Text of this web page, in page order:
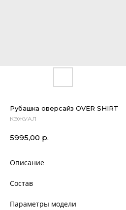
Рубашка оверсайз OVER SHIRT
КЭЖУАЛ
5995,00 р.
Описание
Состав
Параметры модели